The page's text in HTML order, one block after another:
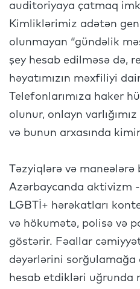
auditoriyaya çatmaq
Kimliklərimiz adətən
olunmayan “gündəlik
şey hesab edilməsə də,
həyatımızın məxfiliyi
Telefonlarımıza haker
olunur, onlayn
və bunun arxasında
Təzyiqlərə və maneələrə
Azərbaycanda aktivizm
LGBTİ+ hərəkatları
və hökumətə, polisə və
göstərir. Fəallar
dəyərlərini sorğulamağa
hesab etdikləri uğrunda